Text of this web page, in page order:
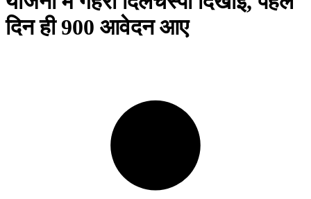
दिन ही 900 आवेदन आए